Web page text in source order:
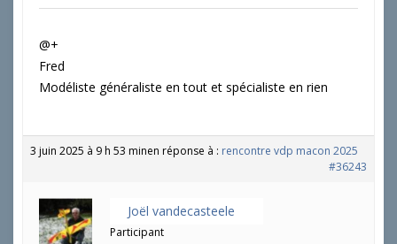
@+
Fred
Modéliste généraliste en tout et spécialiste en rien
3 juin 2025 à 9 h 53 minen réponse à : rencontre vdp macon 2025
#36243
Joël vandecasteele
Participant